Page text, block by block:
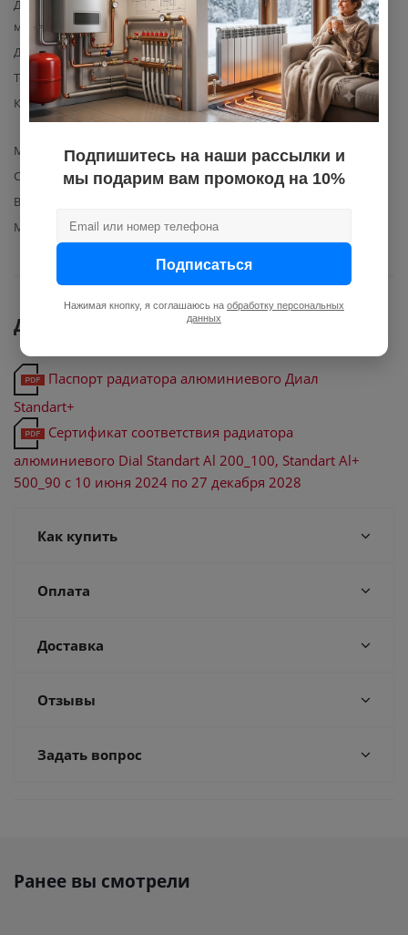
Давление рабочее
максимальное, бар
16
Давление рабочее, макс., бар
Теплоотдача
604
Комплектация
радиатор, инструкция по
эксплуатации, упаковка
Межосевое расстояние
500
Способ подключения
боковое
Вид радиатора отопления
Материал изготовления
Документы
Паспорт радиатора алюминиевого Диал
Standart+
Сертификат соответствия радиатора
алюминиевого Dial Standart Al 200_100, Standart Al+
500_90 с 10 июня 2024 по 27 декабря 2028
Как купить
Оплата
Доставка
Отзывы
Задать вопрос
Ранее вы смотрели
Подпишитесь на наши рассылки и
мы подарим вам промокод на 10%
Подписаться
Нажимая кнопку, я соглашаюсь на обработку персональных
данных